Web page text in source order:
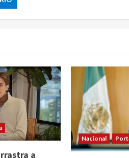
a
Nacional